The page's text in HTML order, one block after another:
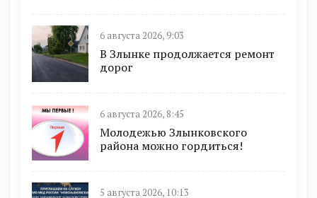
6 августа 2026, 9:03
В Злынке продолжается ремонт
дорог
6 августа 2026, 8:45
Молодежью Злынковского
района можно гордиться!
5 августа 2026, 10:13